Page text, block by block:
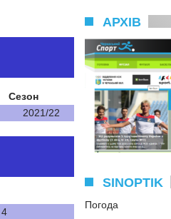
Сезон
2021/22
4
АРХІВ
SINOPTIK
Погода